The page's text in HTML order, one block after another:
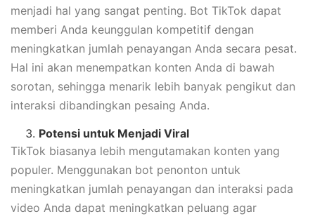
menjadi hal yang sangat penting. Bot TikTok dapat
memberi Anda keunggulan kompetitif dengan
meningkatkan jumlah penayangan Anda secara pesat.
Hal ini akan menempatkan konten Anda di bawah
sorotan, sehingga menarik lebih banyak pengikut dan
interaksi dibandingkan pesaing Anda.
Potensi untuk Menjadi Viral
TikTok biasanya lebih mengutamakan konten yang
populer. Menggunakan bot penonton untuk
meningkatkan jumlah penayangan dan interaksi pada
video Anda dapat meningkatkan peluang agar